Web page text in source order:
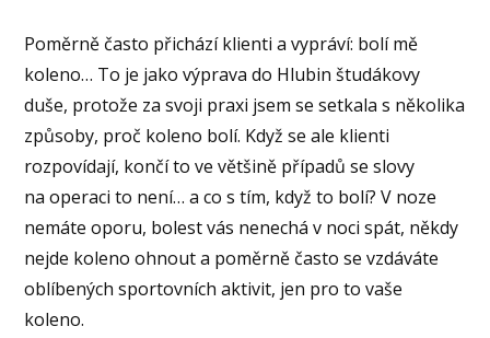
Poměrně často přichází klienti a vypráví: bolí mě
koleno… To je jako výprava do Hlubin študákovy
duše, protože za svoji praxi jsem se setkala s několika
způsoby, proč koleno bolí. Když se ale klienti
rozpovídají, končí to ve většině případů se slovy
na operaci to není… a co s tím, když to bolí? V noze
nemáte oporu, bolest vás nenechá v noci spát, někdy
nejde koleno ohnout a poměrně často se vzdáváte
oblíbených sportovních aktivit, jen pro to vaše
koleno.